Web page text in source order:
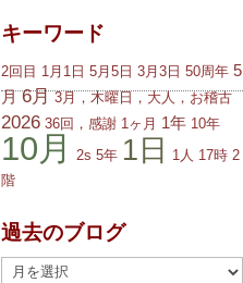
キーワード
2回目 1月1日 5月5日 3月3日 50周年 5
月 6月 3月，木曜日，大人，お稽古
2026 36回，感謝 1ヶ月 1年 10年
10月 2s 5年 1日 1人 17時 2
階
過去のブログ